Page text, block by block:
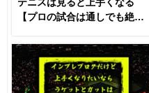
【プロの試合は通しでも絶対